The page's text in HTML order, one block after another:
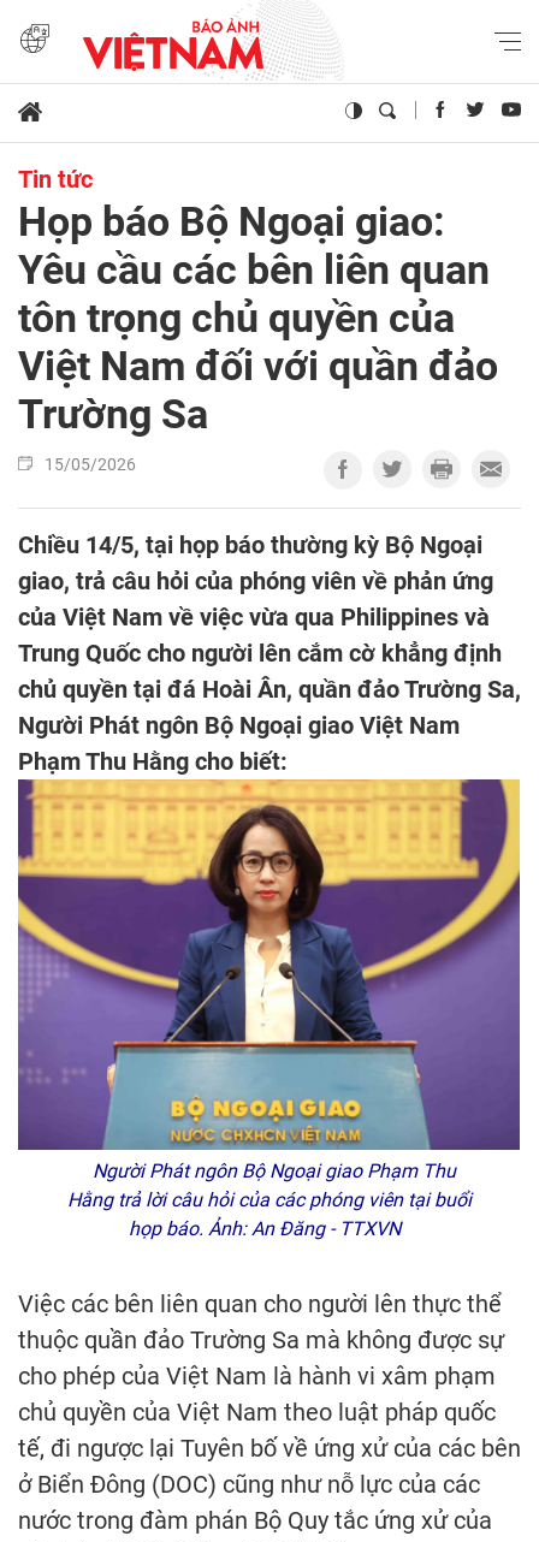
Tin tức
Họp báo Bộ Ngoại giao:
Yêu cầu các bên liên quan
tôn trọng chủ quyền của
Việt Nam đối với quần đảo
Trường Sa
15/05/2026
Chiều 14/5, tại họp báo thường kỳ Bộ Ngoại
giao, trả câu hỏi của phóng viên về phản ứng
của Việt Nam về việc vừa qua Philippines và
Trung Quốc cho người lên cắm cờ khẳng định
chủ quyền tại đá Hoài Ân, quần đảo Trường Sa,
Người Phát ngôn Bộ Ngoại giao Việt Nam
Phạm Thu Hằng cho biết:
Người Phát ngôn Bộ Ngoại giao Phạm Thu
Hằng trả lời câu hỏi của các phóng viên tại buổi
họp báo. Ảnh: An Đăng - TTXVN
Việc các bên liên quan cho người lên thực thể
thuộc quần đảo Trường Sa mà không được sự
cho phép của Việt Nam là hành vi xâm phạm
chủ quyền của Việt Nam theo luật pháp quốc
tế, đi ngược lại Tuyên bố về ứng xử của các bên
ở Biển Đông (DOC) cũng như nỗ lực của các
nước trong đàm phán Bộ Quy tắc ứng xử của